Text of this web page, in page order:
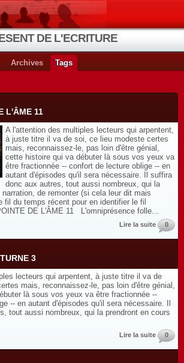
DE L'ECRITURE
Archives Tags
L'ÂME 11
A l'attention des multiples lecteurs qui arpentent,
à juste titre il va de soi, ce lieu modeste certes
mais, reconnaissez-le, pas loin d'être génial,
cette histoire qui va débuter là sous vos yeux va
être fractionnée -- confort de lecture oblige -- en
autant d'épisodes qu'il sera nécessaire. Il suffira
donc aux autres, tout aussi nombreux, qui la
de remonter (si cela leur dit mais
fil du temps récent pour en identifier le fil
DE L'ÂME 11 L'omniprésence folle...
Lire la suite 0
3
lecteurs qui arpentent, à juste titre il va de
mais, reconnaissez-le, pas loin d'être génial,
là sous vos yeux va être fractionnée --
-- en autant d'épisodes qu'il sera nécessaire. Il
tout aussi nombreux, qui la prendront en cours
Lire la suite 0